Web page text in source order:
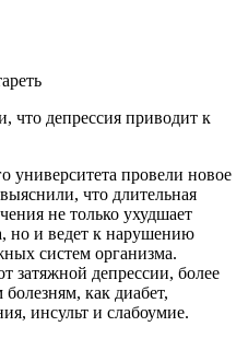
что депрессия приводит к
университета провели новое
что длительная
не только ухудшает
но и ведет к нарушению
систем организма.
затяжной депрессии, более
как диабет,
инсульт и слабоумие.